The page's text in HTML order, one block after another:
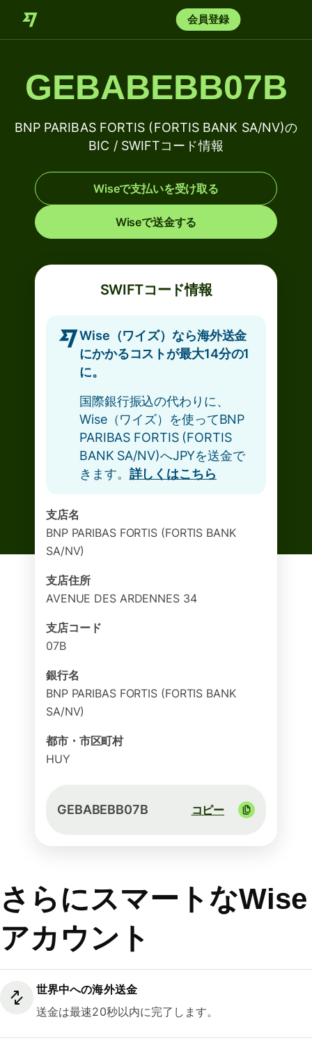
会員登録
GEBABEBB07B
BNP PARIBAS FORTIS (FORTIS BANK SA/NV)の
BIC / SWIFTコード情報
Wiseで支払いを受け取る
Wiseで送金する
SWIFTコード情報
Wise（ワイズ）なら海外送金
にかかるコストが最大14分の1
に。
国際銀行振込の代わりに、
Wise（ワイズ）を使ってBNP
PARIBAS FORTIS (FORTIS
BANK SA/NV)へJPYを送金で
きます。 詳しくはこちら
支店名
BNP PARIBAS FORTIS (FORTIS BANK
SA/NV)
支店住所
AVENUE DES ARDENNES 34
支店コード
07B
銀行名
BNP PARIBAS FORTIS (FORTIS BANK
SA/NV)
都市・市区町村
HUY
GEBABEBB07B コピー
さらにスマートなWise
アカウント
世界中への海外送金
送金は最速20秒以内に完了します。